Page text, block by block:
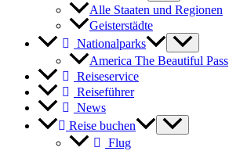
Alle Staaten und Regionen
Geisterstädte
Nationalparks
America The Beautiful Pass
Reiseservice
Reiseführer
News
Reise buchen
Flug